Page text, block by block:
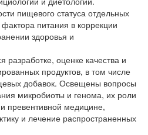
пищевого статуса отдельных
питания в коррекции
здоровья и
оценке качества и
продуктов, в том числе
добавок. Освещены вопросы
микробиоты и генома, их роли
превентивной медицине,
и лечение распространенных